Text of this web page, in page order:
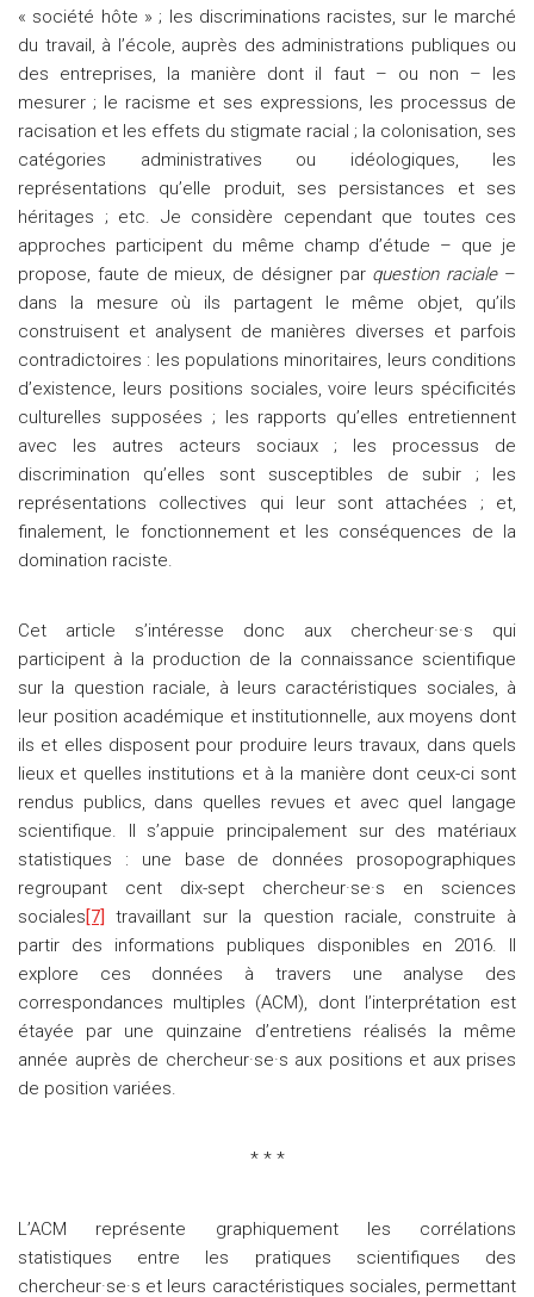
« société hôte » ; les discriminations racistes, sur le marché
du travail, à l’école, auprès des administrations publiques ou
des entreprises, la manière dont il faut – ou non – les
mesurer ; le racisme et ses expressions, les processus de
racisation et les effets du stigmate racial ; la colonisation, ses
catégories administratives ou idéologiques, les
représentations qu’elle produit, ses persistances et ses
héritages ; etc. Je considère cependant que toutes ces
approches participent du même champ d’étude – que je
propose, faute de mieux, de désigner par question raciale–
dans la mesure où ils partagent le même objet, qu’ils
construisent et analysent de manières diverses et parfois
contradictoires : les populations minoritaires, leurs conditions
d’existence, leurs positions sociales, voire leurs spécificités
culturelles supposées ; les rapports qu’elles entretiennent
avec les autres acteurs sociaux ; les processus de
discrimination qu’elles sont susceptibles de subir ; les
représentations collectives qui leur sont attachées ; et,
finalement, le fonctionnement et les conséquences de la
domination raciste.
Cet article s’intéresse donc aux chercheur·se·s qui
participent à la production de la connaissance scientifique
sur la question raciale, à leurs caractéristiques sociales, à
leur position académique et institutionnelle, aux moyens dont
ils et elles disposent pour produire leurs travaux, dans quels
lieux et quelles institutions et à la manière dont ceux-ci sont
rendus publics, dans quelles revues et avec quel langage
scientifique. Il s’appuie principalement sur des matériaux
statistiques : une base de données prosopographiques
regroupant cent dix-sept chercheur·se·s en sciences
sociales[7]
travaillant sur la question raciale, construite à
partir des informations publiques disponibles en 2016. Il
explore ces données à travers une analyse des
correspondances multiples (ACM), dont l’interprétation est
étayée par une quinzaine d’entretiens réalisés la même
année auprès de chercheur·se·s aux positions et aux prises
de position variées.
* * *
L’ACM représente graphiquement les corrélations
statistiques entre les pratiques scientifiques des
chercheur·se·s et leurs caractéristiques sociales, permettant